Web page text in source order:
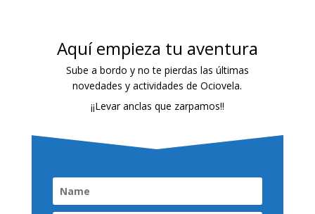
Aquí empieza tu aventura
Sube a bordo y no te pierdas las últimas
novedades y actividades de Ociovela.
¡¡Levar anclas que zarpamos!!